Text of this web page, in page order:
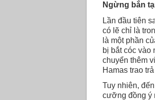
Ngừng bắn
Lần đầu tiên
có lẽ chỉ là
là một phần
bị bắt cóc vào
chuyển thêm
Hamas trao
Tuy nhiên,
cưỡng đồng ý